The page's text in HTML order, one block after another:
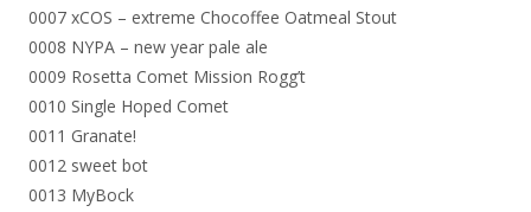
0007 xCOS – extreme Chocoffee Oatmeal Stout
0008 NYPA – new year pale ale
0009 Rosetta Comet Mission Rogg’t
0010 Single Hoped Comet
0011 Granate!
0012 sweet bot
0013 MyBock